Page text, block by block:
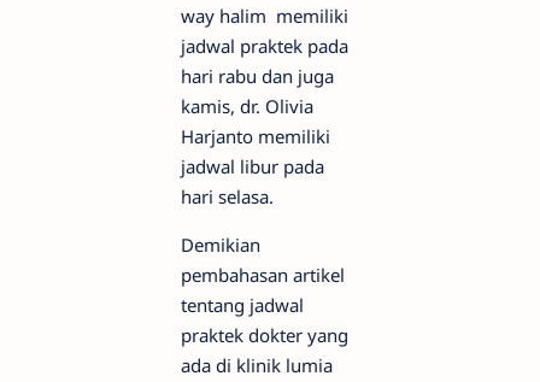
way halim memiliki
jadwal praktek pada
hari rabu dan juga
kamis, dr. Olivia
Harjanto memiliki
jadwal libur pada
hari selasa.
Demikian
pembahasan artikel
tentang jadwal
praktek dokter yang
ada di klinik lumia